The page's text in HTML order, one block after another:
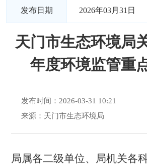
发布日期 2026年03月31日
天门市生态环境局
年度环境监管重
发布时间：2026-03-31 10:21
来源：天门市生态环境局
局属各二级单位、局机关各